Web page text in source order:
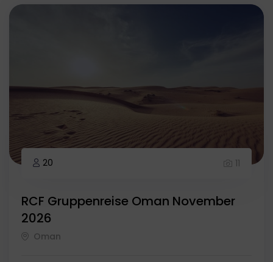
20 11
RCF Gruppenreise Oman November
2026
Oman